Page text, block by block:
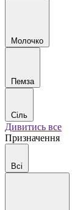
Молочко
Пемза
Сіль
Дивитись все
Призначення
Всі